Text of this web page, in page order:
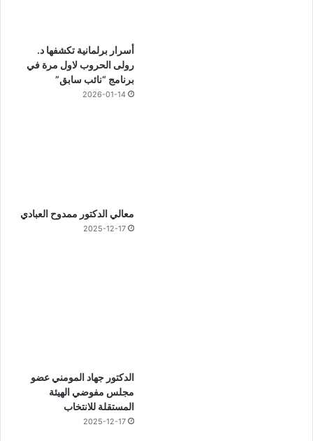
أسرار برلمانية تكشفها د.
رولى الحروب لاول مرة في
برنامج “نائب سابق”
2026-01-14
معالي الدكتور ممدوح العبادي
2025-12-17
الدكتور جهاد المومني عضو
مجلس مفوضي الهيئة
المستقلة للانتخاب
2025-12-17